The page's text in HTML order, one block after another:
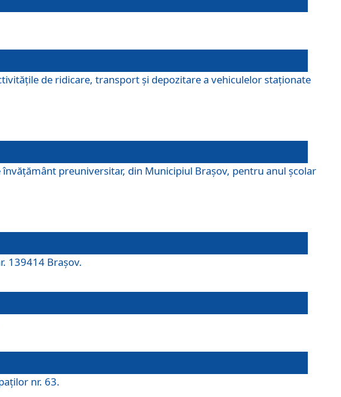
de ridicare, transport şi depozitare a vehiculelor staționate
preuniversitar, din Municipiul Braşov, pentru anul școlar
139414 Brașov.
nr. 63.